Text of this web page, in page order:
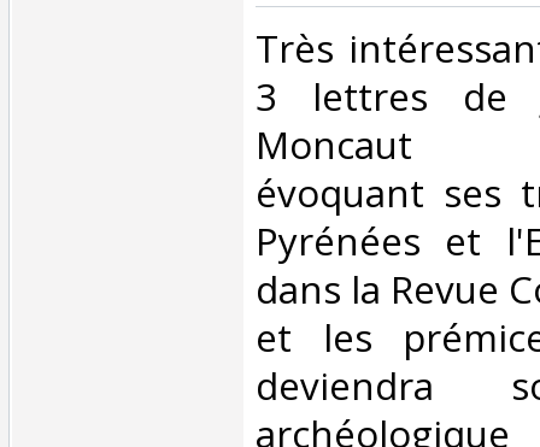
‎Très
3 lettres de
Moncaut
évoquant ses
Pyrénées et
dans la Revue
et les
deviendra